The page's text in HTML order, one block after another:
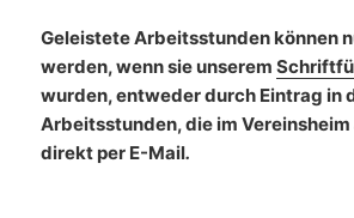
Geleistete Arbeitsstunden können
werden, wenn sie unserem
wurden, entweder durch Eintrag in
Arbeitsstunden, die im
direkt per E-Mail.